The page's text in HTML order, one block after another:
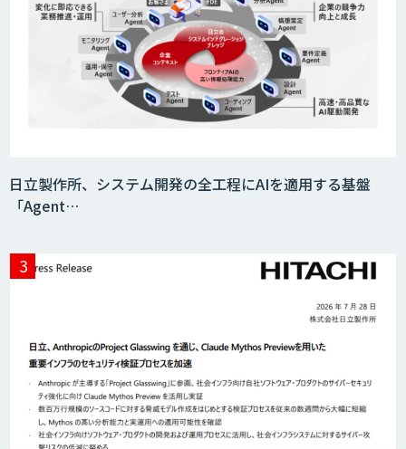
SaaS・サブスク向け収益管理プラット
フォーム「ソアスク」
Acompany セキュアチャット
日立製作所、システム開発の全工程にAIを適用する基盤
「Agent…